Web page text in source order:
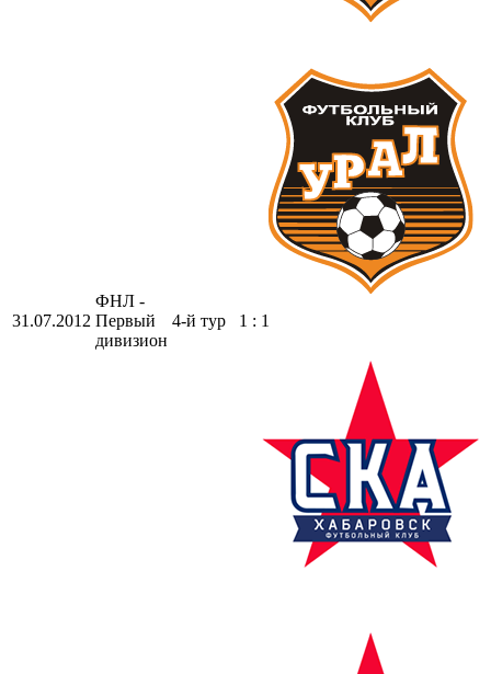
31.07.2012
ФНЛ -
Первый
дивизион
4-й тур 1 : 1